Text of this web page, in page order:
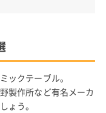
ックテーブル。
製作所など有名メーカ
ょう。